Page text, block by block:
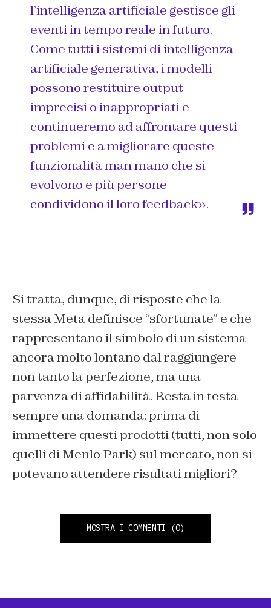
l’intelligenza artificiale gestisce gli
eventi in tempo reale in futuro.
Come tutti i sistemi di intelligenza
artificiale generativa, i modelli
possono restituire output
imprecisi o inappropriati e
continueremo ad affrontare questi
problemi e a migliorare queste
funzionalità man mano che si
evolvono e più persone
condividono il loro feedback».
Si tratta, dunque, di risposte che la
stessa Meta definisce “sfortunate” e che
rappresentano il simbolo di un sistema
ancora molto lontano dal raggiungere
non tanto la perfezione, ma una
parvenza di affidabilità. Resta in testa
sempre una domanda: prima di
immettere questi prodotti (tutti, non solo
quelli di Menlo Park) sul mercato, non si
potevano attendere risultati migliori?
MOSTRA I COMMENTI (0)